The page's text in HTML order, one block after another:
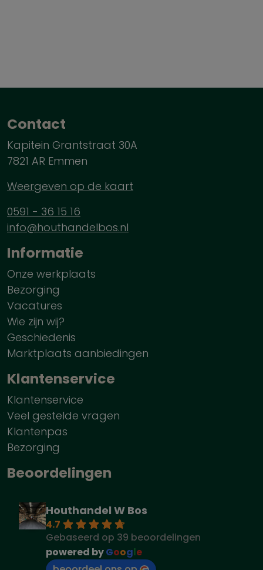
Contact
Kapitein Grantstraat 30A
7821 AR Emmen
Weergeven op de kaart
0591 - 36 15 16
info@houthandelbos.nl
Informatie
Onze werkplaats
Bezorging
Vacatures
Wie zijn wij?
Geschiedenis
Marktplaats aanbiedingen
Klantenservice
Klantenservice
Veel gestelde vragen
Klantenpas
Bezorging
Beoordelingen
Houthandel W Bos
4.7
Gebaseerd op 39 beoordelingen
powered byGoogle